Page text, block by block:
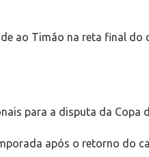
ao Timão na reta final do
para a disputa da Copa
após o retorno do